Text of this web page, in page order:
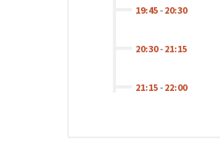
19:45- 20:30
20:30- 21:15
21:15- 22:00